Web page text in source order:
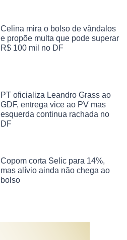
Celina mira o bolso de vândalos
e propõe multa que pode superar
R$ 100 mil no DF
PT oficializa Leandro Grass ao
GDF, entrega vice ao PV mas
esquerda continua rachada no
DF
Copom corta Selic para 14%,
mas alívio ainda não chega ao
bolso